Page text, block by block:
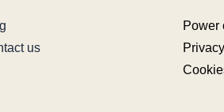
us
Power